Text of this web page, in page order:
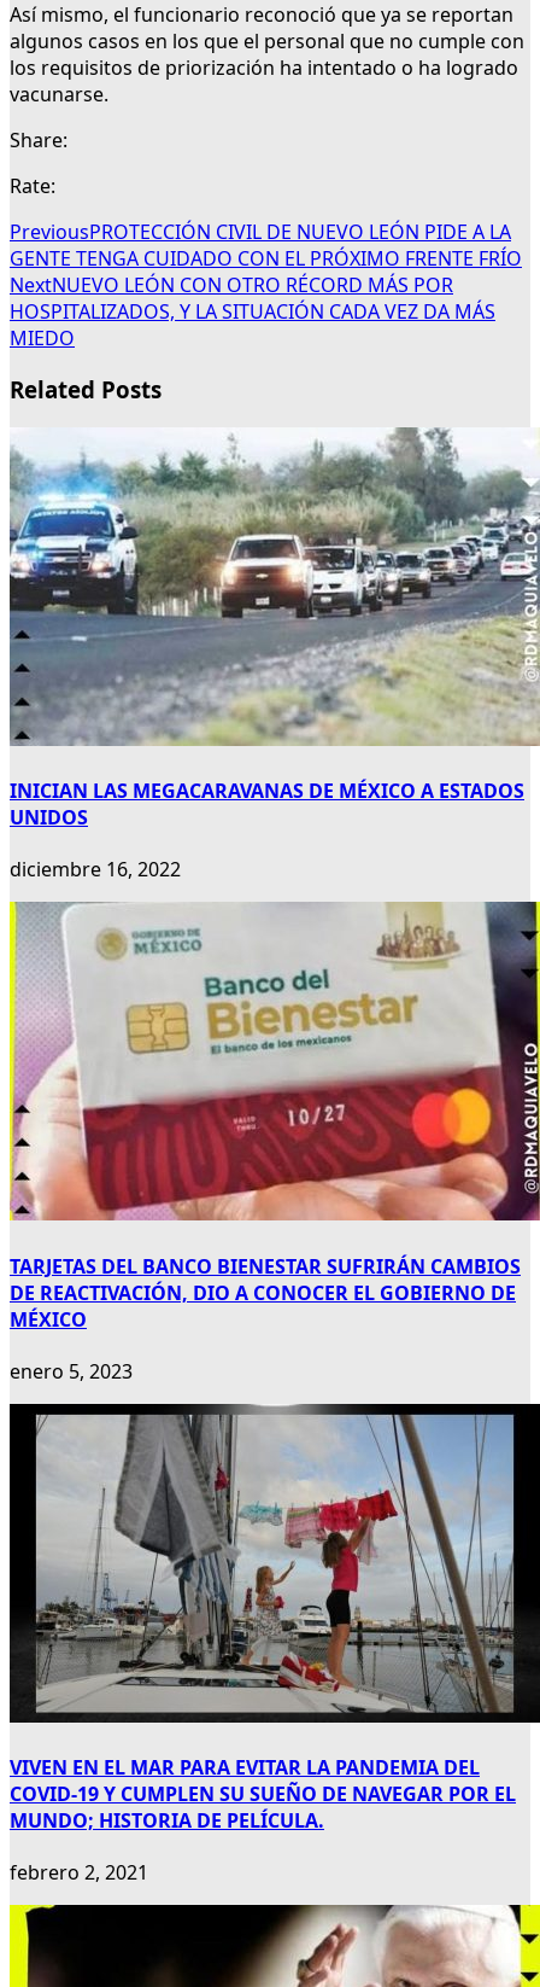
Así mismo, el funcionario reconoció que ya se reportan
algunos casos en los que el personal que no cumple con
los requisitos de priorización ha intentado o ha logrado
vacunarse.
Share:
Rate:
PreviousPROTECCIÓN CIVIL DE NUEVO LEÓN PIDE A LA
GENTE TENGA CUIDADO CON EL PRÓXIMO FRENTE FRÍO
NextNUEVO LEÓN CON OTRO RÉCORD MÁS POR
HOSPITALIZADOS, Y LA SITUACIÓN CADA VEZ DA MÁS
MIEDO
Related Posts
INICIAN LAS MEGACARAVANAS DE MÉXICO A ESTADOS
UNIDOS
diciembre 16, 2022
TARJETAS DEL BANCO BIENESTAR SUFRIRÁN CAMBIOS
DE REACTIVACIÓN, DIO A CONOCER EL GOBIERNO DE
MÉXICO
enero 5, 2023
VIVEN EN EL MAR PARA EVITAR LA PANDEMIA DEL
COVID-19 Y CUMPLEN SU SUEÑO DE NAVEGAR POR EL
MUNDO; HISTORIA DE PELÍCULA.
febrero 2, 2021